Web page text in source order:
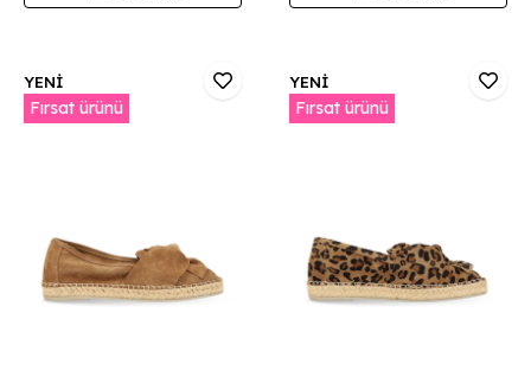
YENİ
Fırsat ürünü
YENİ
Fırsat ürünü